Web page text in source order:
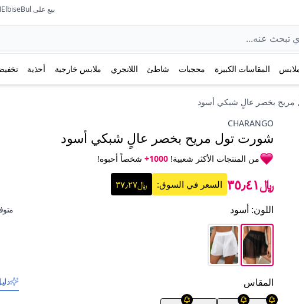
بيع على ElbiseBul
المقاسات الكبيرة محجبات شاطئ اللانجري ملابس خارجية أحذية
بخصر عالٍ شبكي أسود
CHARANGO
شورت تول مريح بخصر عالٍ شبكي أسود
من المنتجات الأكثر شعبية! 1000+ شخصاً أحبوه!
﷼٣٥٫٤١ السعر في السوق: ﷼٣٧٫٢٧
اللون: أسود
المقاس